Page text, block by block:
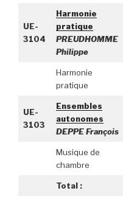
UE-
3104
Harmonie
pratique
PREUDHOMME
Philippe
Harmonie
pratique
UE-
3103
Ensembles
autonomes
DEPPE François
Musique de
chambre
Total :